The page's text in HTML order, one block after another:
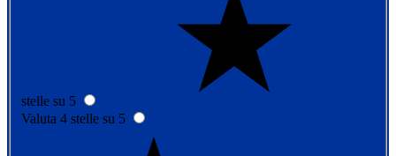
stelle su 5
Valuta 4 stelle su 5